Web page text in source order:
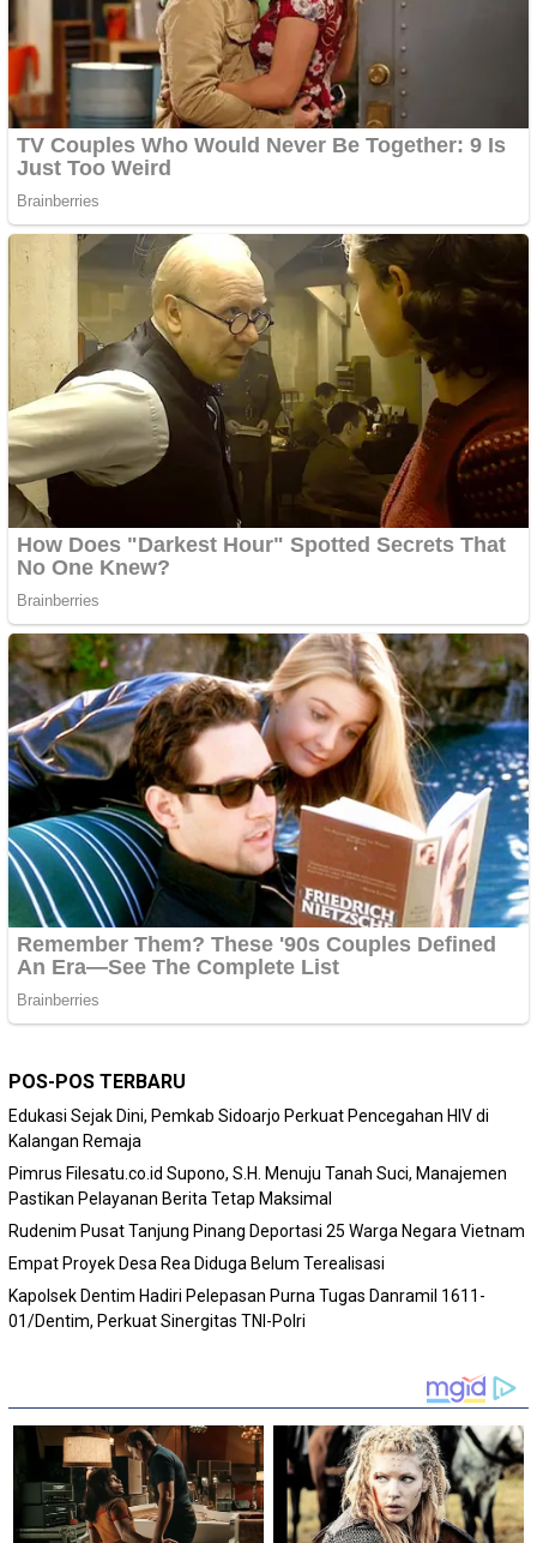
POS-POS TERBARU
Edukasi Sejak Dini, Pemkab Sidoarjo Perkuat Pencegahan HIV di
Kalangan Remaja
Pimrus Filesatu.co.id Supono, S.H. Menuju Tanah Suci, Manajemen
Pastikan Pelayanan Berita Tetap Maksimal
Rudenim Pusat Tanjung Pinang Deportasi 25 Warga Negara Vietnam
Empat Proyek Desa Rea Diduga Belum Terealisasi
Kapolsek Dentim Hadiri Pelepasan Purna Tugas Danramil 1611-
01/Dentim, Perkuat Sinergitas TNI-Polri